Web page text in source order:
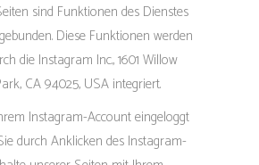
sind Funktionen des Dienstes
Diese Funktionen werden
die Instagram Inc., 1601 Willow
CA 94025, USA integriert.
Instagram-Account eingeloggt
durch Anklicken des Instagram-